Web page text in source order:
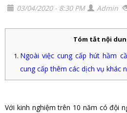
03/04/2020 - 8:30 PM Admin
Tóm tắt nội
Ngoài việc cung cấp hút hầm
cung cấp thêm các dịch vụ khác
Với kinh nghiệm trên 10 năm có đội